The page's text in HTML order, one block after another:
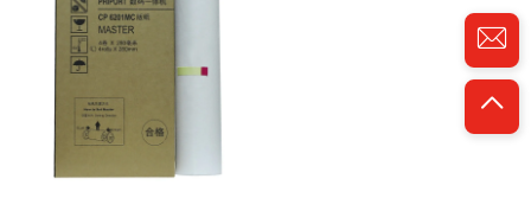
डिजिटल डुप्लीकेटर के लिए